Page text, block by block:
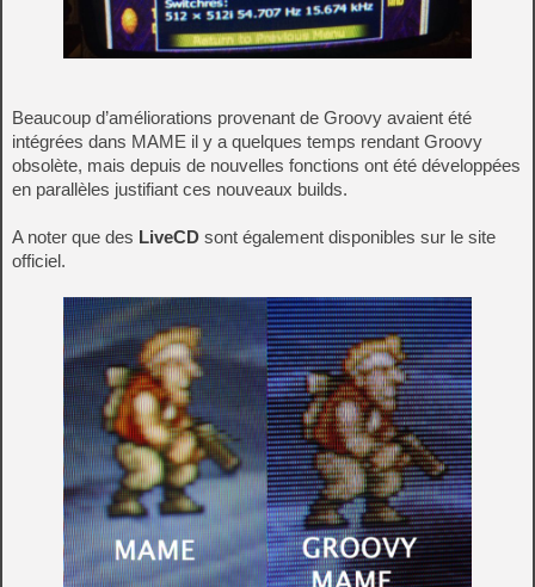
Beaucoup d’améliorations provenant de Groovy avaient été
intégrées dans MAME il y a quelques temps rendant Groovy
obsolète, mais depuis de nouvelles fonctions ont été développées
en parallèles justifiant ces nouveaux builds.
A noter que des LiveCD sont également disponibles sur le site
officiel.